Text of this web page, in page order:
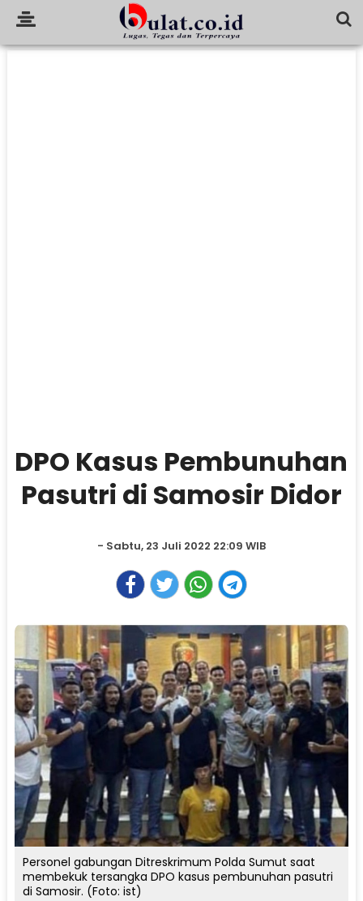
DPO Kasus Pembunuhan
Pasutri di Samosir Didor
- Sabtu, 23 Juli 2022 22:09 WIB
Personel gabungan Ditreskrimum Polda Sumut saat
membekuk tersangka DPO kasus pembunuhan pasutri
di Samosir. (Foto: ist)